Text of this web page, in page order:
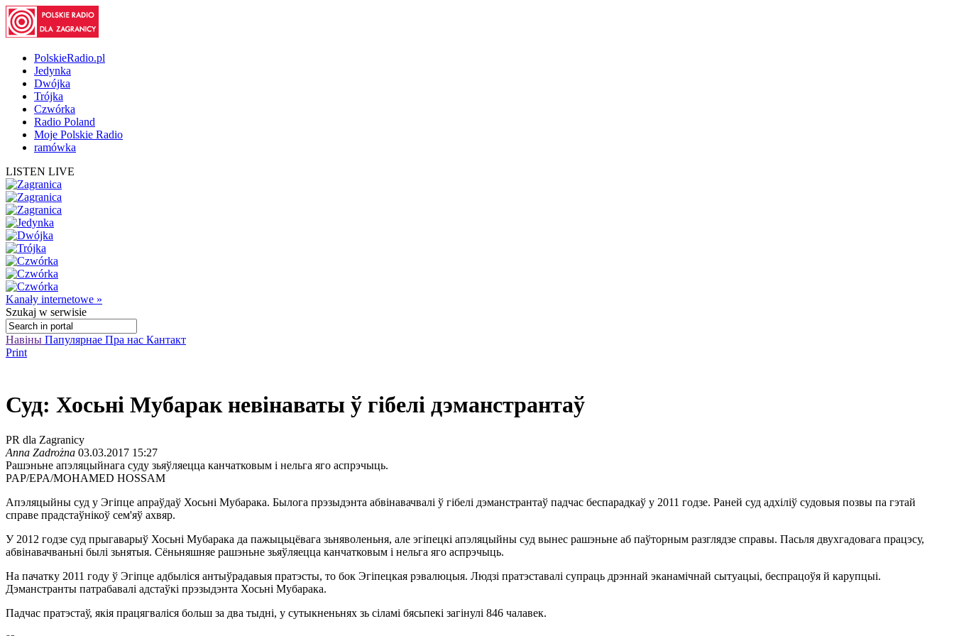
PolskieRadio.pl
Jedynka
Dwójka
Trójka
Czwórka
Radio Poland
Moje Polskie Radio
ramówka
LISTEN LIVE
Kanały internetowe »
Szukaj w serwisie
Навіны Папулярнае Пра нас Кантакт
Print
Суд: Хосьні Мубарак невінаваты ў гібелі дэманстрантаў
PR dla Zagranicy
Anna Zadrożna 03.03.2017 15:27
Рашэньне апэляцыйнага суду зьяўляецца канчатковым і нельга яго аспрэчыць.
PAP/EPA/MOHAMED HOSSAM
Апэляцыйны суд у Эгіпце апраўдаў Хосьні Мубарака. Былога прэзыдэнта абвінавачвалі ў гібелі дэманстрантаў падчас беспарадкаў у 2011 годзе. Раней суд адхіліў судовыя позвы па гэтай
справе прадстаўнікоў сем'яў ахвяр.
У 2012 годзе суд прыгаварыў Хосьні Мубарака да пажыцьцёвага зьняволеньня, але эгіпецкі апэляцыйны суд вынес рашэньне аб паўторным разглядзе справы. Пасьля двухгадовага працэсу,
абвінавачваньні былі зьнятыя. Сёньняшняе рашэньне зьяўляецца канчатковым і нельга яго аспрэчыць.
На пачатку 2011 году ў Эгіпце адбыліся антыўрадавыя пратэсты, то бок Эгіпецкая рэвалюцыя. Людзі пратэставалі супраць дрэннай эканамічнай сытуацыі, беспрацоўя й карупцыі.
Дэманстранты патрабавалі адстаўкі прэзыдэнта Хосьні Мубарака.
Падчас пратэстаў, якія працягваліся больш за два тыдні, у сутыкненьнях зь сіламі бясьпекі загінулі 846 чалавек.